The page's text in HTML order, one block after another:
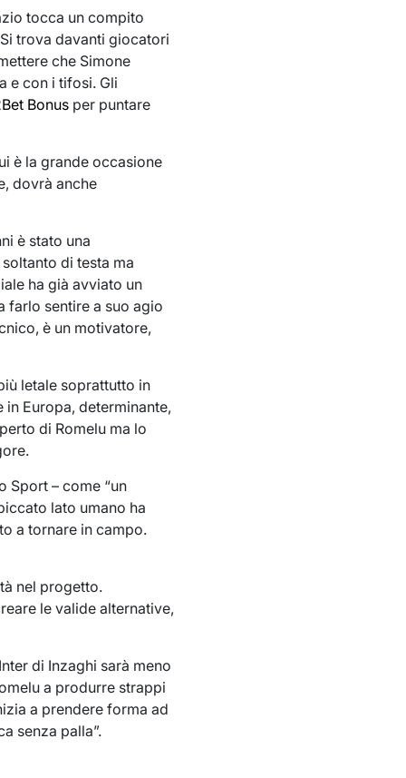
tocca un compito
trova davanti giocatori
che Simone
e con i tifosi. Gli
Bonus per puntare
è la grande occasione
dovrà anche
è stato una
di testa ma
ha già avviato un
farlo sentire a suo agio
è un motivatore,
letale soprattutto in
Europa, determinante,
di Romelu ma lo
Sport – come “un
lato umano ha
a tornare in campo.
nel progetto.
le valide alternative,
di Inzaghi sarà meno
a produrre strappi
a prendere forma ad
senza palla”.